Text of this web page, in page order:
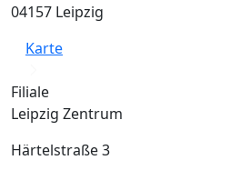
04157 Leipzig
Karte
Filiale
Leipzig Zentrum
Härtelstraße 3